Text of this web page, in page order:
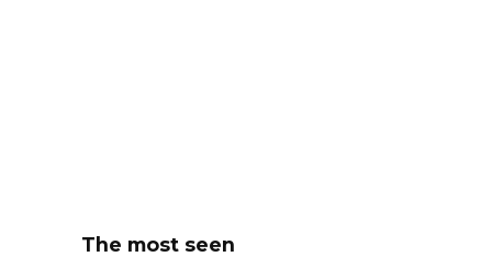
The most seen